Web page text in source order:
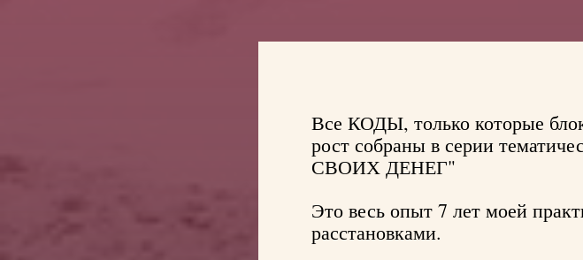
Все КОДЫ, только которые
рост собраны в серии
СВОИХ ДЕНЕГ"
Это весь опыт 7 лет моей
расстановками.